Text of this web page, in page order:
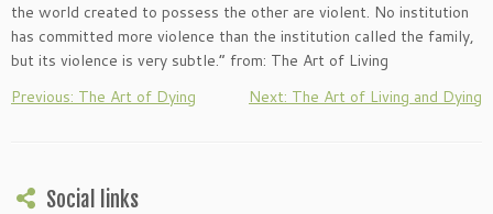
the world created to possess the other are violent. No institution
has committed more violence than the institution called the family,
but its violence is very subtle.” from: The Art of Living
Previous: The Art of Dying
Next: The Art of Living and Dying
Social links